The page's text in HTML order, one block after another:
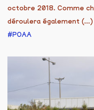
octobre 2018. Comme
déroulera également (...)
POAA